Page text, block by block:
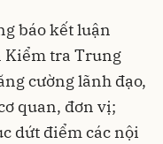
báo kết luận
Kiểm tra Trung
cường lãnh đạo,
quan, đơn vị;
dứt điểm các nội